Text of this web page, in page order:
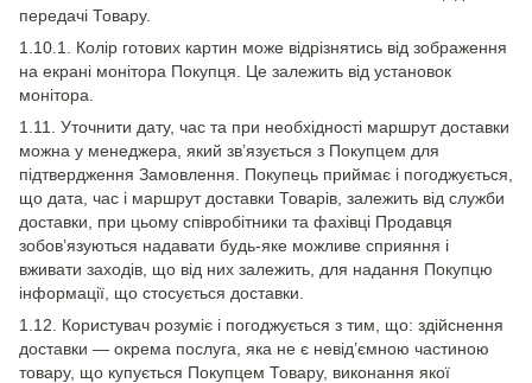
передачі Товару.
1.10.1. Колір готових картин може відрізнятись від зображення
на екрані монітора Покупця. Це залежить від установок
монітора.
1.11. Уточнити дату, час та при необхідності маршрут доставки
можна у менеджера, який зв’язується з Покупцем для
підтвердження Замовлення. Покупець приймає і погоджується,
що дата, час і маршрут доставки Товарів, залежить від служби
доставки, при цьому співробітники та фахівці Продавця
зобов’язуються надавати будь-яке можливе сприяння і
вживати заходів, що від них залежить, для надання Покупцю
інформації, що стосується доставки.
1.12. Користувач розуміє і погоджується з тим, що: здійснення
доставки — окрема послуга, яка не є невід’ємною частиною
товару, що купується Покупцем Товару, виконання якої